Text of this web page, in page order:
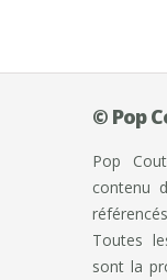
© Pop
Pop
contenu
Toutes
sont la